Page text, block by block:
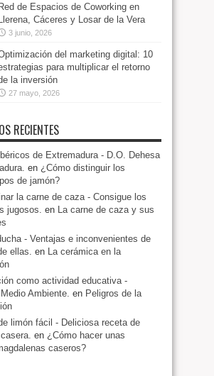
Red de Espacios de Coworking en
Llerena, Cáceres y Losar de la Vera
3 junio, 2026
del marketing digital: 10
para multiplicar el retorno
la inversión
27 mayo, 2026
RECIENTES
de Extremadura - D.O. Dehesa
en ¿Cómo distinguir los
de jamón?
la carne de caza - Consigue los
jugosos. en La carne de caza y sus
- Ventajas e inconvenientes de
ellas. en La cerámica en la
como actividad educativa -
Ambiente. en Peligros de la
limón fácil - Deliciosa receta de
en ¿Cómo hacer unas
caseros?